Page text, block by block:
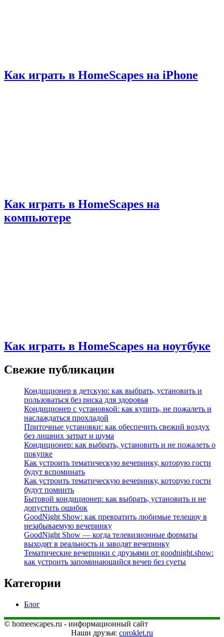
Как играть в HomeScapes на iPhone
Как играть в HomeScapes на
компьютере
Как играть в HomeScapes на ноутбуке
Свежие публикации
Кондиционер в детскую: как выбрать, установить и
пользоваться без риска для здоровья
Кондиционер с установкой: как купить, не пожалеть и
наслаждаться прохладой
Приточные установки: как обеспечить свежий воздух
без лишних затрат и шума
Кондиционер: как выбрать, установить и не пожалеть о
покупке
Как устроить тематическую вечеринку, которую гости
будут вспоминать
Как устроить тематическую вечеринку, которую гости
будут помнить
Бытовой кондиционер: как выбрать, установить и не
допустить ошибок
GoodNight Show: как превратить любимые телешоу в
незабываемую вечеринку
GoodNight Show — когда телевизионные форматы
выходят в реальность и заводят вечеринку
Тематические вечеринки с друзьями от goodnight.show:
как устроить запоминающийся вечер без суеты
Категории
Блог
© homeescapes.ru - информационный сайт
Наши друзья: coroklet.ru